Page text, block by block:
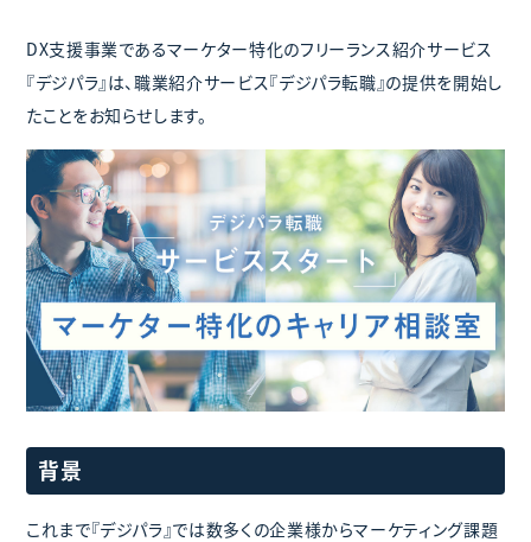
DX支援事業であるマーケター特化のフリーランス紹介サービス
『デジパラ』は、職業紹介サービス『デジパラ転職』の提供を開始し
たことをお知らせします。
背景
これまで『デジパラ』では数多くの企業様からマーケティング課題